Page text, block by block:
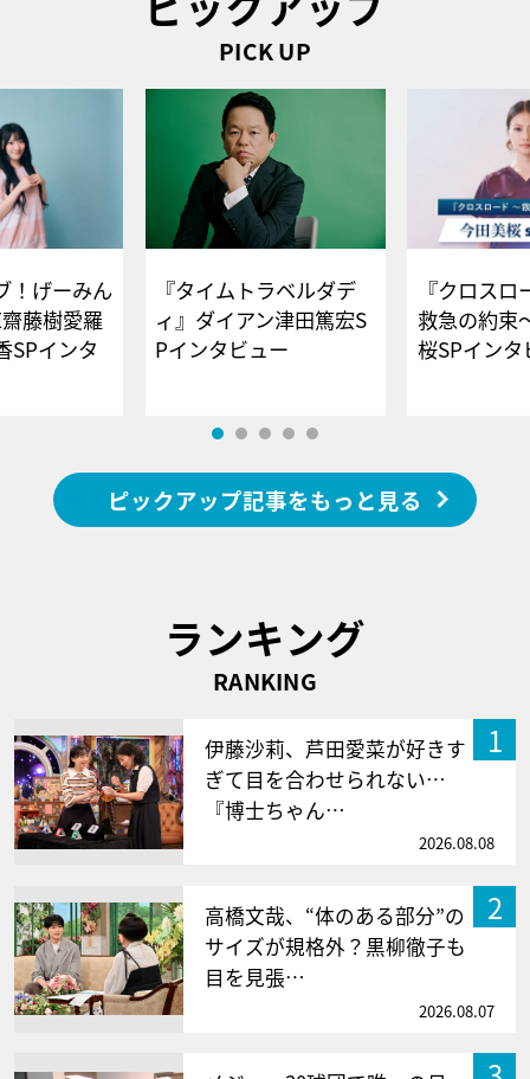
PICK UP
！げーみん
藤樹愛羅
SPインタ
『タイムトラベルダデ
ィ』ダイアン津田篤宏S
Pインタビュー
『クロス
救急の約束
桜SPイ
ピックアップ記事をもっと見る
ランキング
RANKING
1
伊藤沙莉、芦田愛菜が好きす
ぎて目を合わせられない…
『博士ちゃん…
2026.08.08
2
高橋文哉、“体のある部分”の
サイズが規格外？黒柳徹子も
目を見張…
2026.08.07